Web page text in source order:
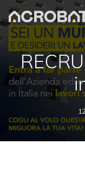
Skip
to
main
content